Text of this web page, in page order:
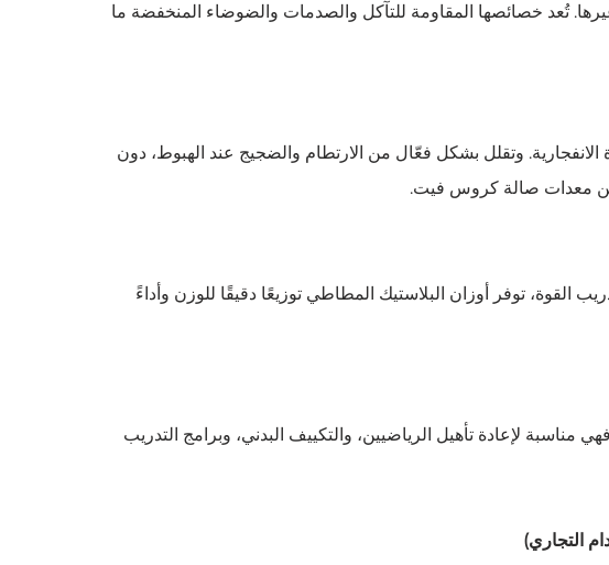
تُعد خصائصها المقاومة للتآكل والصدمات والضوضاء المنخفضة ما
وتقلل بشكل فعّال من الارتطام والضجيج عند الهبوط، دون
من معدات صالة كروس فيت.
توفر أوزان البلاستيك المطاطي توزيعًا دقيقًا للوزن وأداءً
مناسبة لإعادة تأهيل الرياضيين، والتكييف البدني، وبرامج التدريب